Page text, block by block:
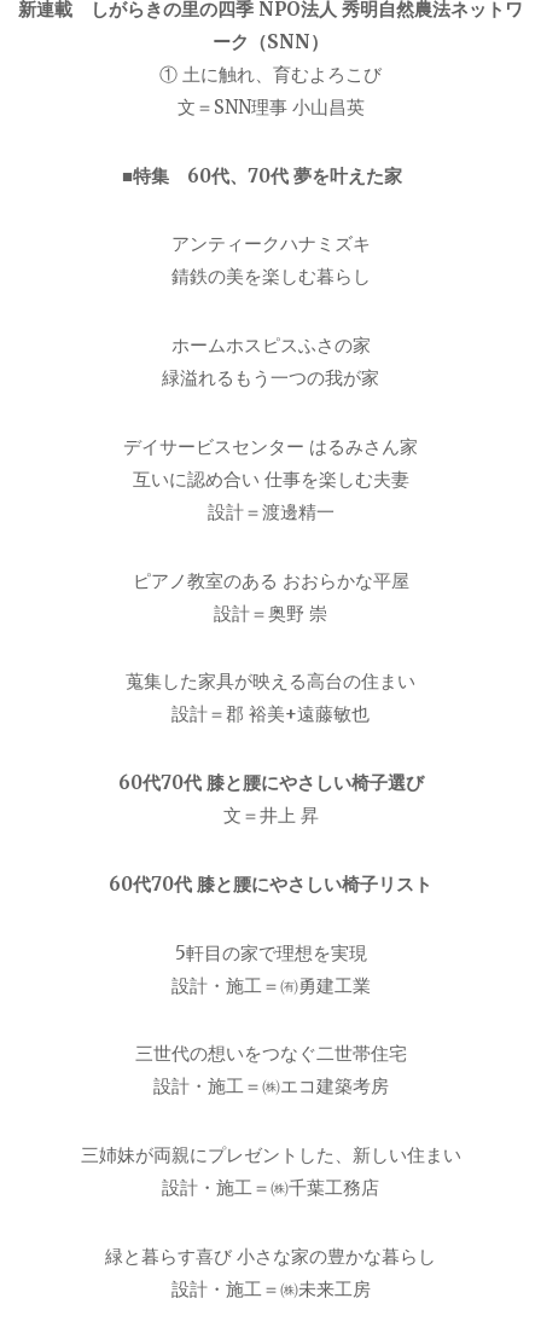
新連載 しがらきの里の四季 NPO法人 秀明自然農法ネットワ
ーク（SNN）
① 土に触れ、育むよろこび
文＝SNN理事 小山昌英
■特集 60代、70代 夢を叶えた家
アンティークハナミズキ
錆鉄の美を楽しむ暮らし
ホームホスピスふさの家
緑溢れるもう一つの我が家
デイサービスセンター はるみさん家
互いに認め合い 仕事を楽しむ夫妻
設計＝渡邊精一
ピアノ教室のある おおらかな平屋
設計＝奥野 崇
蒐集した家具が映える高台の住まい
設計＝郡 裕美+遠藤敏也
60代70代 膝と腰にやさしい椅子選び
文＝井上 昇
60代70代 膝と腰にやさしい椅子リスト
5軒目の家で理想を実現
設計・施工＝㈲勇建工業
三世代の想いをつなぐ二世帯住宅
設計・施工＝㈱エコ建築考房
三姉妹が両親にプレゼントした、新しい住まい
設計・施工＝㈱千葉工務店
緑と暮らす喜び 小さな家の豊かな暮らし
設計・施工＝㈱未来工房